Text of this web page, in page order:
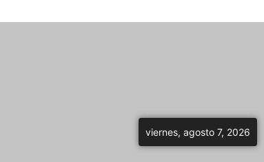
viernes, agosto 7, 2026